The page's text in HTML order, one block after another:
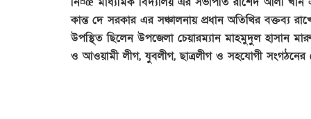
কান্ত দে সরকার এর সঞ্চালনায় প্রধান অতিথির বক্তব্য
উপস্থিত ছিলেন উপজেলা চেয়ারম্যান মাহমুদুল হাসান
ও আওয়ামী লীগ, যুবলীগ, ছাত্রলীগ ও সহযোগী সংগঠনের